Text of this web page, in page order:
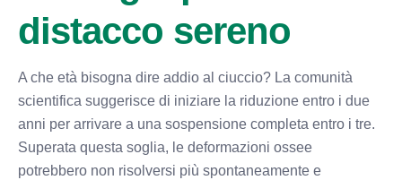
distacco sereno
A che età bisogna dire addio al ciuccio? La comunità
scientifica suggerisce di iniziare la riduzione entro i due
anni per arrivare a una sospensione completa entro i tre.
Superata questa soglia, le deformazioni ossee
potrebbero non risolversi più spontaneamente e